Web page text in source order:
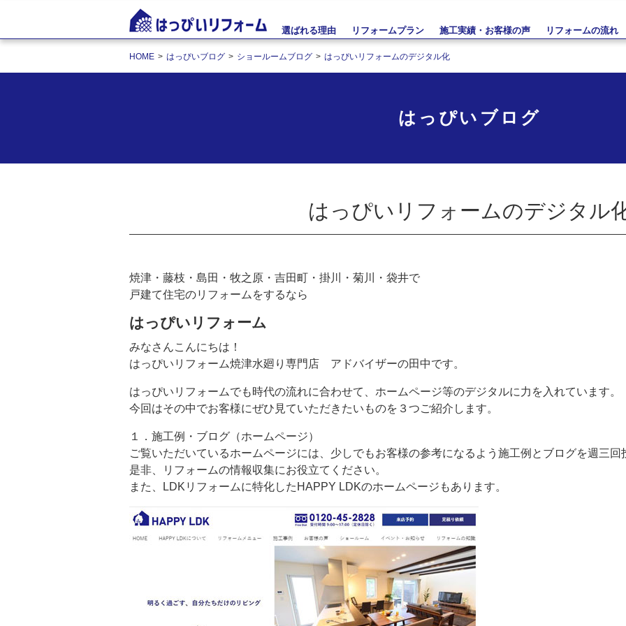
選ばれる理由 リフォームプラン 施工実績・お客様の声 リフォームの流れ
HOME はっぴいブログ ショールームブログ はっぴいリフォームのデジタル化
はっぴいブログ
はっぴいリフォームのデジタル
焼津・藤枝・島田・牧之原・吉田町・掛川・菊川・袋井で
戸建て住宅のリフォームをするなら
はっぴいリフォーム
みなさんこんにちは！
はっぴいリフォーム焼津水廻り専門店 アドバイザーの田中です。
はっぴいリフォームでも時代の流れに合わせて、ホームページ等のデジタルに力を入れています。
今回はその中でお客様にぜひ見ていただきたいものを３つご紹介します。
１．施工例・ブログ（ホームページ）
ご覧いただいているホームページには、少しでもお客様の参考になるよう施工例とブログを週三回
是非、リフォームの情報収集にお役立てください。
また、LDKリフォームに特化したHAPPY LDKのホームページもあります。